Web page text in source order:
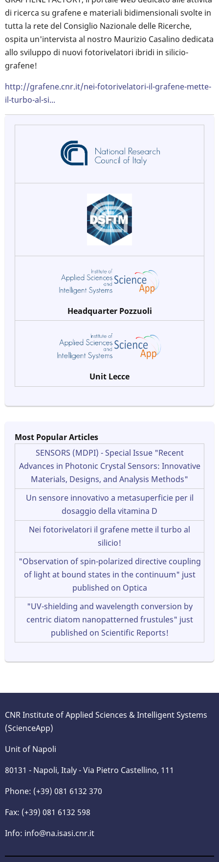
di ricerca su grafene e materiali bidimensionali svolte in
tutta la rete del Consiglio Nazionale delle Ricerche,
ospita un'intervista al nostro Maurizio Casalino dedicata
allo sviluppo di nuovi fotorivelatori ibridi in silicio-
grafene!
http://grafene.cnr.it/nei-fotorivelatori-il-grafene-mette-
il-turbo-al-si...
Headquarter Pozzuoli
Unit Lecce
Most Popular Articles
SENSORS (MDPI) - Special Issue "Recent
Advances in Photonic Crystal Sensors: Innovative
Materials, Designs, and Analysis Methods"
Un sensore innovativo a metasuperficie per il
dosaggio della vitamina D
Nei fotorivelatori il grafene mette il turbo al
silicio!
"Observation of spin-polarized directive coupling
of light at bound states in the continuum" just
published on Optica
"UV-shielding and wavelength conversion by
centric diatom nanopatterned frustules" just
published on Scientific Reports!
CNR Institute of Applied Sciences & Intelligent Systems
(ScienceApp)
Unit of Napoli
80131 - Napoli, Italy - Via Pietro Castellino, 111
Phone: (+39) 081 6132 370
Fax: (+39) 081 6132 598
Info: info@na.isasi.cnr.it